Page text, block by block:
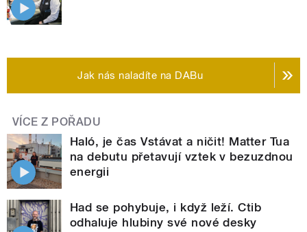
Jak nás naladíte na DABu
VÍCE Z POŘADU
Haló, je čas Vstávat a ničit! Matter Tua
na debutu přetavují vztek v bezuzdnou
energii
Had se pohybuje, i když leží. Ctib
odhaluje hlubiny své nové desky